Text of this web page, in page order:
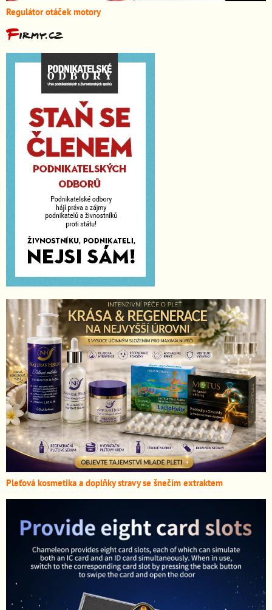
Regulátor otáček motory
Pleťová kosmetika a doplňky stravy se šnečím extraktem